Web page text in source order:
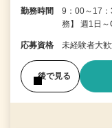
勤務時間
9：00～17
務】 週1日～
応募資格 未経験者大
後で見る